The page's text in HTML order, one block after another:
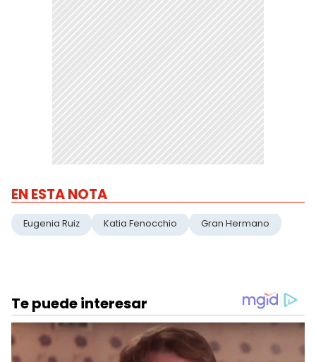
EN ESTA NOTA
Eugenia Ruiz Katia Fenocchio Gran Hermano